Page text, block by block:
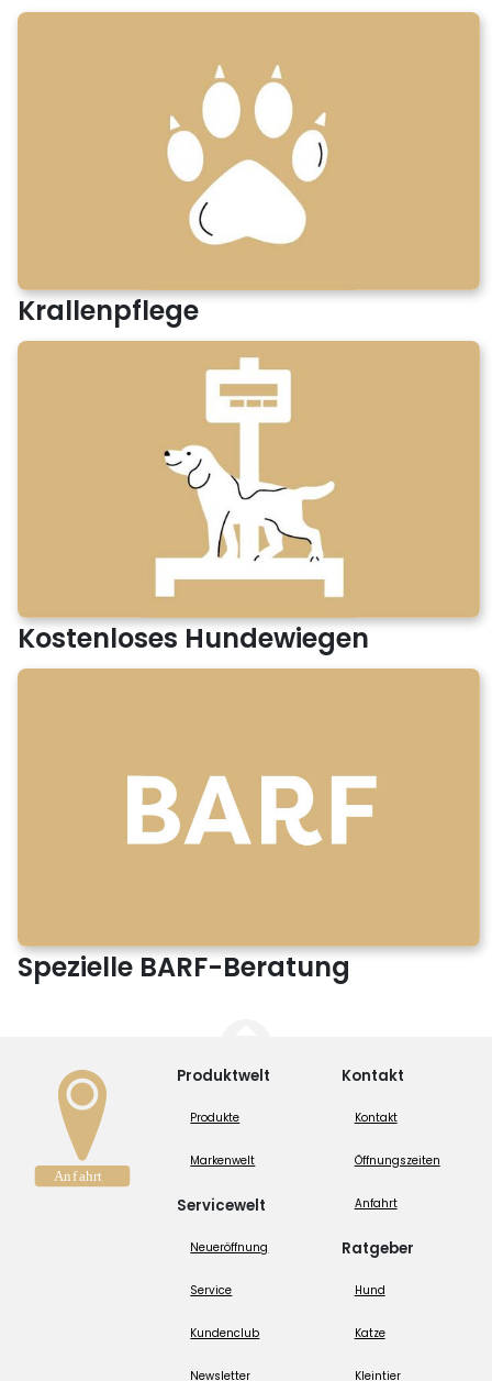
Krallenpflege
Kostenloses Hundewiegen
Spezielle BARF-Beratung
Produktwelt
Produkte
Markenwelt
Servicewelt
Neueröffnung
Service
Kundenclub
Newsletter
Kontakt
Kontakt
Öffnungszeiten
Anfahrt
Ratgeber
Hund
Katze
Kleintier